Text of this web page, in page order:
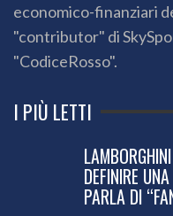
economico-finanziari
"contributor" di
"CodiceRosso".
I PIÙ LETTI
DEFINIRE
PARLA DI